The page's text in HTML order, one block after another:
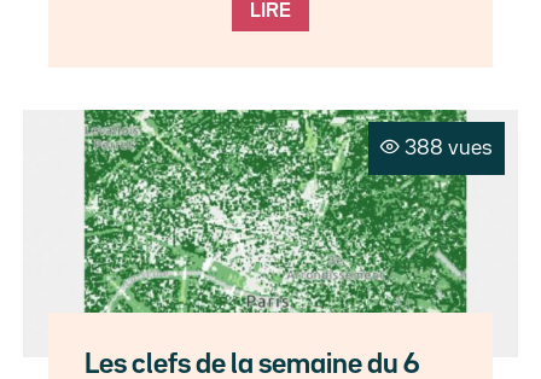
LIRE
388 vues
Les clefs de la semaine du 6